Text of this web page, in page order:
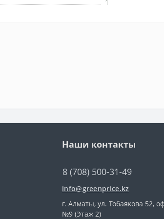
1
Наши контакты
8 (708) 500-31-49
info@greenprice.kz
г. Алматы, ул. Тобаякова 52,
№9 (Этаж 2)